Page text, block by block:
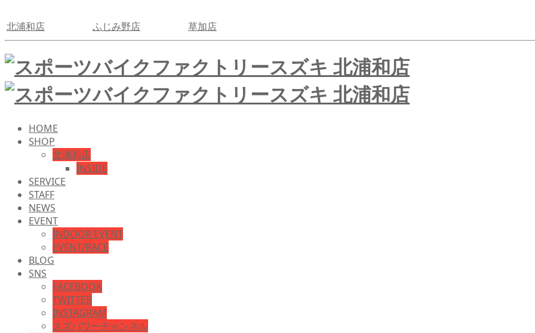
北浦和店 ふじみ野店 草加店
HOME
SHOP
北浦和店
INSIDE
SERVICE
STAFF
NEWS
EVENT
INDOOR EVENT
EVENT/RACE
BLOG
SNS
FACEBOOK
TWITTER
INSTAGRAM
スズパワーチャンネル